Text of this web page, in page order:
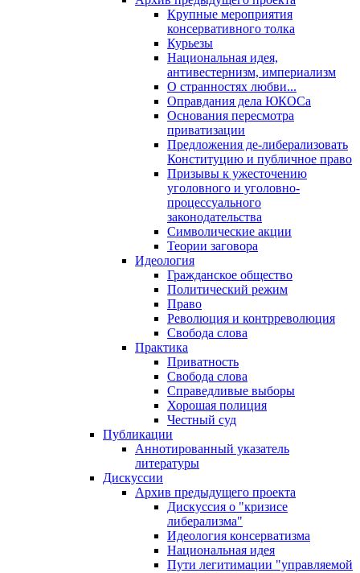
Крупные мероприятия
консервативного толка
Курьезы
Национальная идея,
антивестернизм, империализм
О странностях любви...
Оправдания дела ЮКОСа
Основания пересмотра
приватизации
Предложения де-либерализовать
Конституцию и публичное право
Призывы к ужесточению
уголовного и уголовно-
процессуального
законодательства
Символические акции
Теории заговора
Идеология
Гражданское общество
Политический режим
Право
Революция и контрреволюция
Свобода слова
Практика
Приватность
Свобода слова
Справедливые выборы
Хорошая полиция
Честный суд
Публикации
Аннотированный указатель
литературы
Дискуссии
Архив предыдущего проекта
Дискуссия о "кризисе
либерализма"
Идеология консерватизма
Национальная идея
Пути легитимации "управляемой